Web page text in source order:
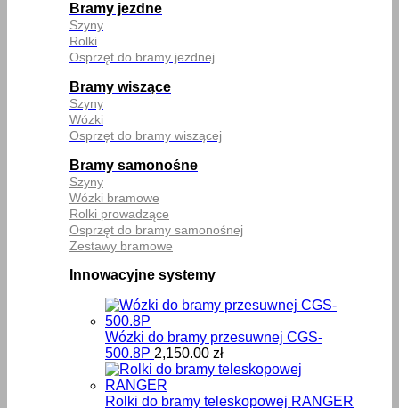
Bramy jezdne
Szyny
Rolki
Osprzęt do bramy jezdnej
Bramy wiszące
Szyny
Wózki
Osprzęt do bramy wiszącej
Bramy samonośne
Szyny
Wózki bramowe
Rolki prowadzące
Osprzęt do bramy samonośnej
Zestawy bramowe
Innowacyjne systemy
Wózki do bramy przesuwnej CGS-
500.8P 2,150.00 zł
Rolki do bramy teleskopowej RANGER